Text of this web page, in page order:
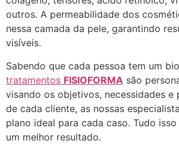
outros. A permeabilidade dos
nessa camada da pele, garantindo
visíveis.
Sabendo que cada pessoa tem um
tratamentos FISIOFORMA são
visando os objetivos, necessidades e
de cada cliente, as nossas
plano ideal para cada caso. Tudo
um melhor resultado.